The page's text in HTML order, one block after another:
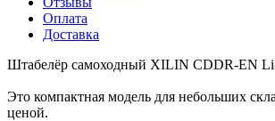
Оплата
Доставка
Штабелёр самоходный XILIN CDDR-EN
Это компактная модель для небольших
ценой.